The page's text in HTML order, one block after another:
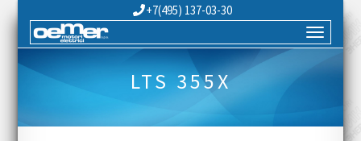
+7(495) 137-03-30
LTS 355X